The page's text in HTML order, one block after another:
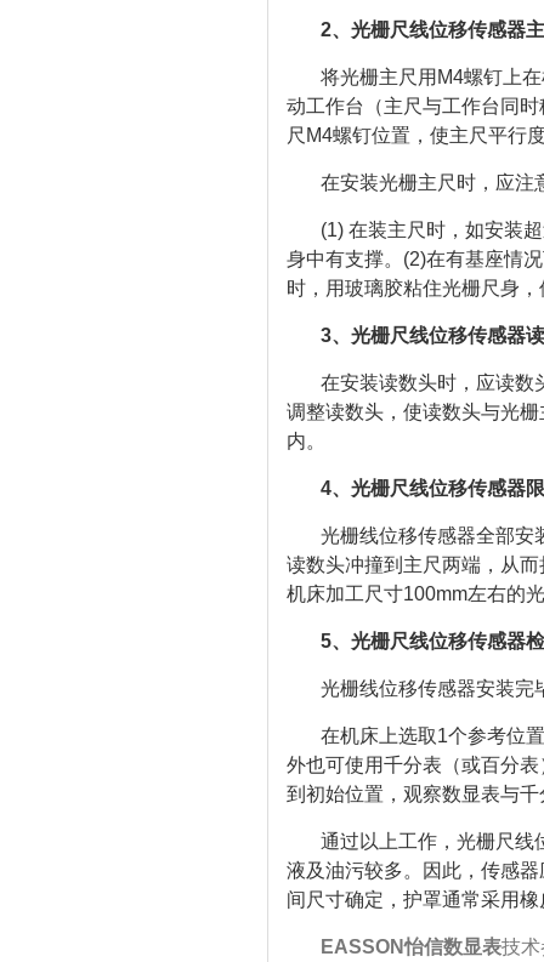
2、光栅尺线位移传感器
将光栅主尺用M4螺钉上
动工作台（主尺与工作台同
尺M4螺钉位置，使主尺平行
在安装光栅主尺时，应注
(1) 在装主尺时，如安装
身中有支撑。(2)在有基座情
时，用玻璃胶粘住光栅尺身
3、光栅尺线位移传感器
在安装读数头时，应读数
调整读数头，使读数头与光
内。
4、光栅尺线位移传感器
光栅线位移传感器全部安
读数头冲撞到主尺两端，从
机床加工尺寸100mm左右的
5、光栅尺线位移传感器
光栅线位移传感器安装完
在机床上选取1个参考位
外也可使用千分表（或百分
到初始位置，观察数显表与
通过以上工作，光栅尺线
液及油污较多。因此，传感
间尺寸确定，护罩通常采用
EASSON怡信数显表技